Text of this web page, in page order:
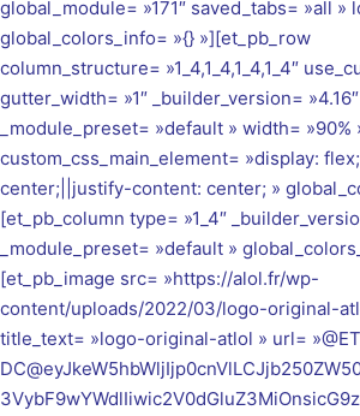
global_module= »171″ saved_tabs= »all »
global_colors_info= »{} »][et_pb_row
column_structure= »1_4,1_4,1_4,1_4″
gutter_width= »1″ _builder_version= »4.16″
_module_preset= »default » width= »90%
custom_css_main_element= »display:
center;||justify-content: center; »
[et_pb_column type= »1_4″
_module_preset= »default »
[et_pb_image src= »https://alol.fr/wp-
content/uploads/2022/03/logo-original-
title_text= »logo-original-atlol » url=